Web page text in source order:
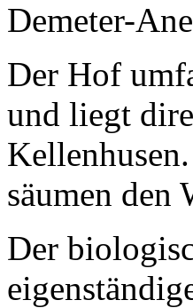
Demeter-
Der Hof
und liegt
säumen den
Der